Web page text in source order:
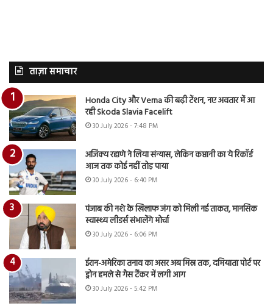
ताज़ा समाचार
Honda City और Verna की बढ़ी टेंशन, नए अवतार में आ
रही Skoda Slavia Facelift
30 July 2026 - 7:48 PM
अजिंक्य रहाणे ने लिया संन्यास, लेकिन कप्तानी का ये रिकॉर्ड
आज तक कोई नहीं तोड़ पाया
30 July 2026 - 6:40 PM
पंजाब की नशे के खिलाफ जंग को मिली नई ताकत, मानसिक
स्वास्थ्य लीडर्स संभालेंगे मोर्चा
30 July 2026 - 6:06 PM
ईरान-अमेरिका तनाव का असर अब मिस्र तक, दमियाता पोर्ट पर
ड्रोन हमले से गैस टैंकर में लगी आग
30 July 2026 - 5:42 PM